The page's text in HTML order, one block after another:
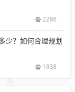
2286
少？如何合理规划
1938